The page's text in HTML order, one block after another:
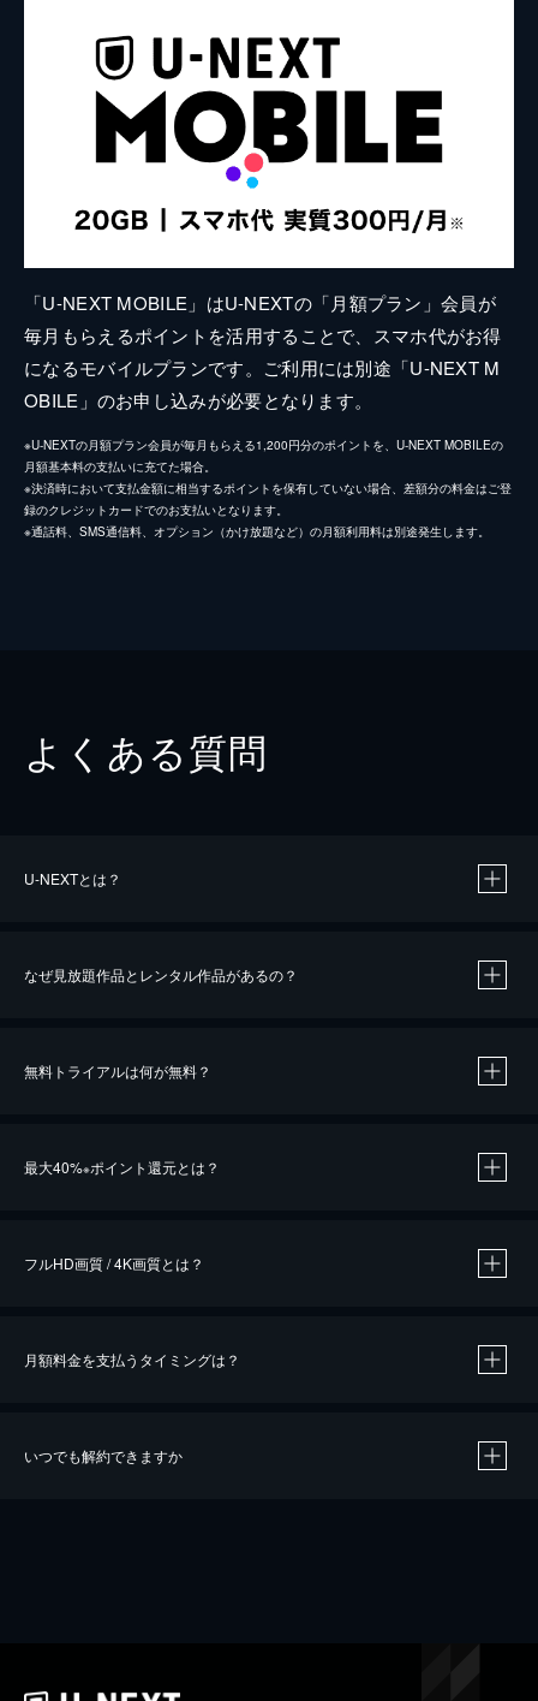
「U-NEXT MOBILE」はU-NEXTの「月額プラン」会員が
毎月もらえるポイントを活用することで、スマホ代がお得
になるモバイルプランです。ご利用には別途「U-NEXT M
OBILE」のお申し込みが必要となります。
※U-NEXTの月額プラン会員が毎月もらえる1,200円分のポイントを、U-NEXT MOBILEの
月額基本料の支払いに充てた場合。
※決済時において支払金額に相当するポイントを保有していない場合、差額分の料金はご登
録のクレジットカードでのお支払いとなります。
※通話料、SMS通信料、オプション（かけ放題など）の月額利用料は別途発生します。
よくある質問
U-NEXTとは？
なぜ見放題作品とレンタル作品があるの？
無料トライアルは何が無料？
最大40%※ポイント還元とは？
※40％ポイント還元の対象は、クレジットカード決済による作品の購入 / レンタルです。
iOSアプリのUコイン決済による作品の購入 / レンタルは、20％のポイント還元です。
フルHD画質 / 4K画質とは？
月額料金を支払うタイミングは？
いつでも解約できますか